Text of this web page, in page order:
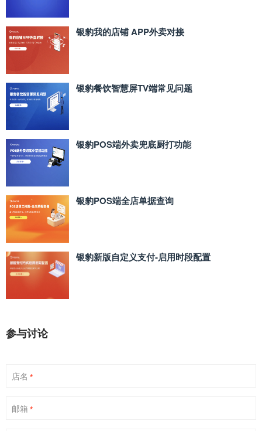
银豹我的店铺 APP外卖对接
银豹餐饮智慧屏TV端常见问题
银豹POS端外卖兜底厨打功能
银豹POS端全店单据查询
银豹新版自定义支付‑启用时段配置
参与讨论
店名 *
邮箱 *